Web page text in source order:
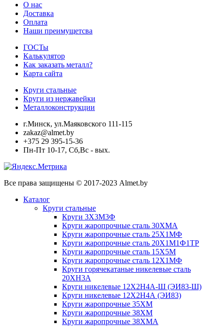
О нас
Доставка
Оплата
Наши преимущетсва
ГОСТы
Калькулятор
Как заказать металл?
Карта сайта
Круги стальные
Круги из нержавейки
Металлоконструкции
г.Минск, ул.Маяковского 111-115
zakaz@almet.by
+375 29 395-15-36
Пн-Пт 10-17, Сб,Вс - вых.
Все права защищены © 2017-2023 Almet.by
Каталог
Круги стальные
Круги 3Х3М3Ф
Круги жаропрочные сталь 30ХМА
Круги жаропрочные сталь 25Х1МФ
Круги жаропрочные сталь 20Х1М1Ф1ТР
Круги жаропрочные сталь 15Х5М
Круги жаропрочные сталь 12Х1МФ
Круги горячекатаные никелевые сталь
20ХН3А
Круги никелевые 12Х2Н4А-Ш (ЭИ83-Ш)
Круги никелевые 12Х2Н4А (ЭИ83)
Круги жаропрочные 35ХМ
Круги жаропрочные 38ХМ
Круги жаропрочные 38ХМА